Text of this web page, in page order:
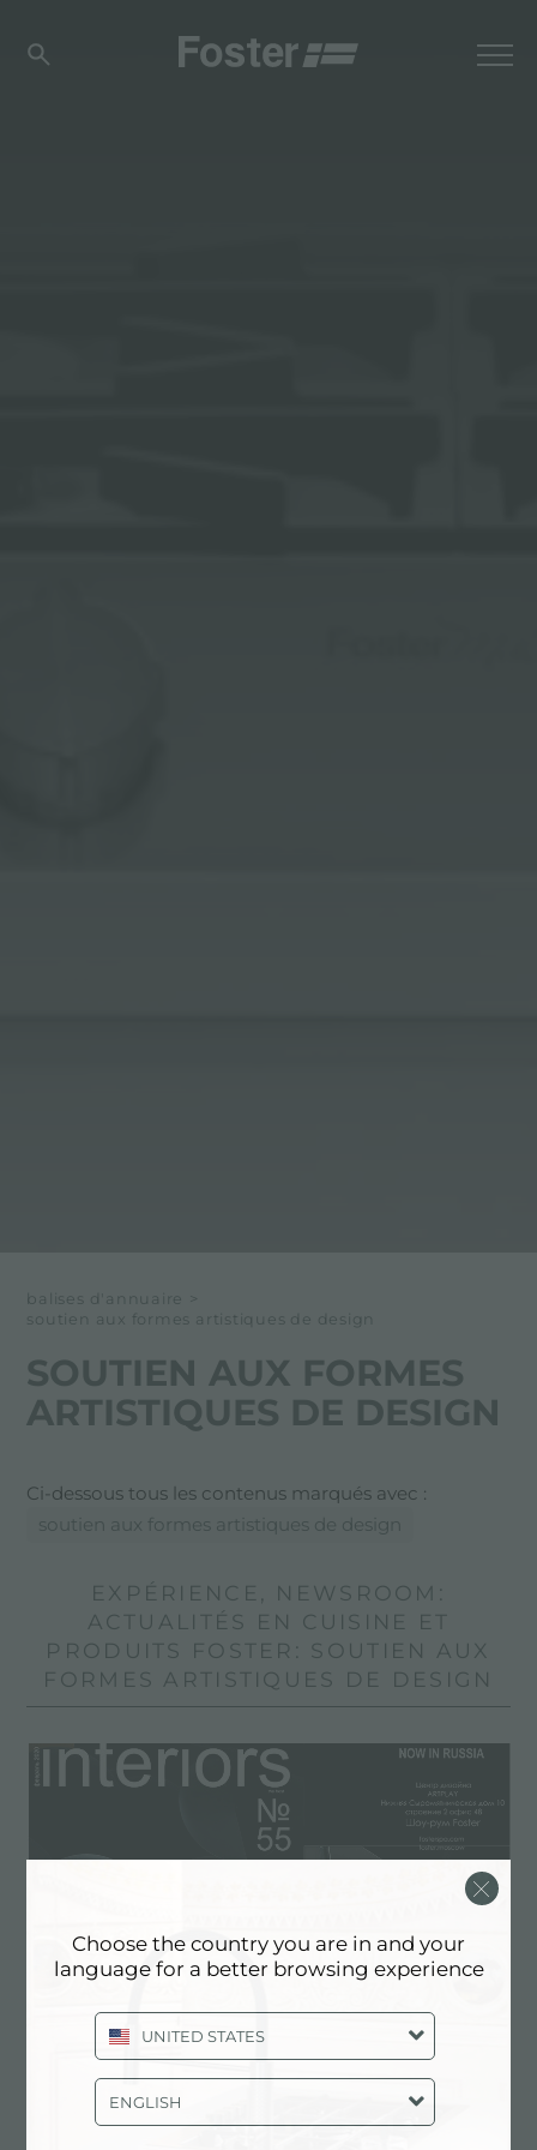
balises d'annuaire
>
soutien aux formes artistiques de design
SOUTIEN AUX FORMES
ARTISTIQUES DE DESIGN
Ci-dessous tous les contenus marqués avec :
soutien aux formes artistiques de design
EXPÉRIENCE, NEWSROOM:
ACTUALITÉS EN CUISINE ET
PRODUITS FOSTER: SOUTIEN AUX
FORMES ARTISTIQUES DE DESIGN
Foster sur Interiors n.55
Choose the country you are in and your
language for a better browsing experience
UNITED STATES
ENGLISH